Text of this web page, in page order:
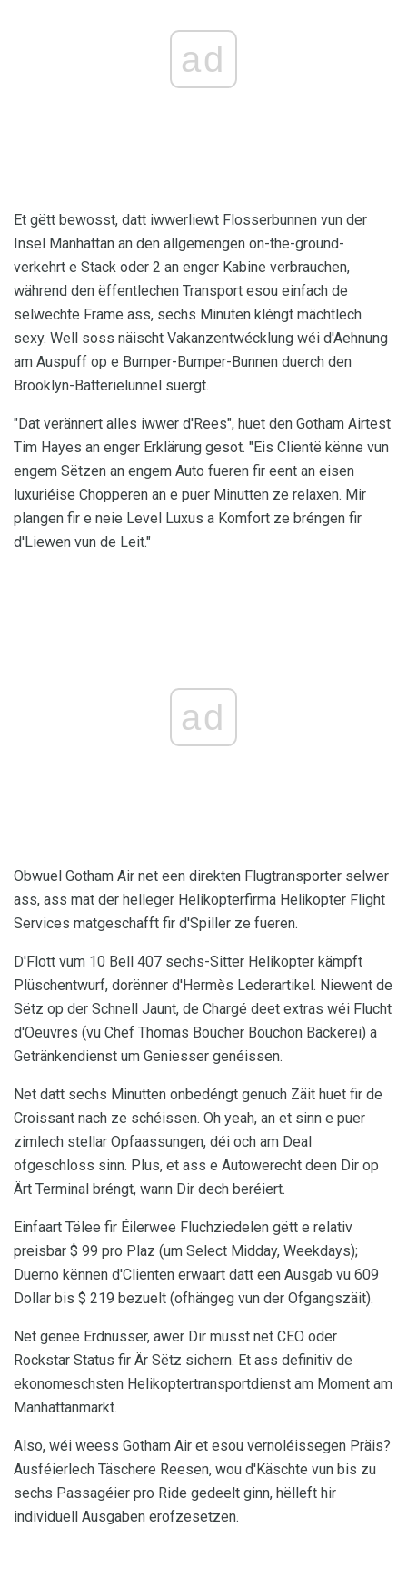
ad
Et gëtt bewosst, datt iwwerliewt Flosserbunnen vun der
Insel Manhattan an den allgemengen on-the-ground-
verkehrt e Stack oder 2 an enger Kabine verbrauchen,
während den ëffentlechen Transport esou einfach de
selwechte Frame ass, sechs Minuten kléngt mächtlech
sexy. Well soss näischt Vakanzentwécklung wéi d'Aehnung
am Auspuff op e Bumper-Bumper-Bunnen duerch den
Brooklyn-Batterielunnel suergt.
"Dat verännert alles iwwer d'Rees", huet den Gotham Airtest
Tim Hayes an enger Erklärung gesot. "Eis Clientë kënne vun
engem Sëtzen an engem Auto fueren fir eent an eisen
luxuriéise Chopperen an e puer Minutten ze relaxen. Mir
plangen fir e neie Level Luxus a Komfort ze bréngen fir
d'Liewen vun de Leit."
ad
Obwuel Gotham Air net een direkten Flugtransporter selwer
ass, ass mat der helleger Helikopterfirma Helikopter Flight
Services matgeschafft fir d'Spiller ze fueren.
D'Flott vum 10 Bell 407 sechs-Sitter Helikopter kämpft
Plüschentwurf, dorënner d'Hermès Lederartikel. Niewent de
Sëtz op der Schnell Jaunt, de Chargé deet extras wéi Flucht
d'Oeuvres (vu Chef Thomas Boucher Bouchon Bäckerei) a
Getränkendienst um Geniesser genéissen.
Net datt sechs Minutten onbedéngt genuch Zäit huet fir de
Croissant nach ze schéissen. Oh yeah, an et sinn e puer
zimlech stellar Opfaassungen, déi och am Deal
ofgeschloss sinn. Plus, et ass e Autowerecht deen Dir op
Ärt Terminal bréngt, wann Dir dech beréiert.
Einfaart Tëlee fir Éilerwee Fluchziedelen gëtt e relativ
preisbar $ 99 pro Plaz (um Select Midday, Weekdays);
Duerno kënnen d'Clienten erwaart datt een Ausgab vu 609
Dollar bis $ 219 bezuelt (ofhängeg vun der Ofgangszäit).
Net genee Erdnusser, awer Dir musst net CEO oder
Rockstar Status fir Är Sëtz sichern. Et ass definitiv de
ekonomeschsten Helikoptertransportdienst am Moment am
Manhattanmarkt.
Also, wéi weess Gotham Air et esou vernoléissegen Präis?
Ausféierlech Täschere Reesen, wou d'Käschte vun bis zu
sechs Passagéier pro Ride gedeelt ginn, hëlleft hir
individuell Ausgaben erofzesetzen.